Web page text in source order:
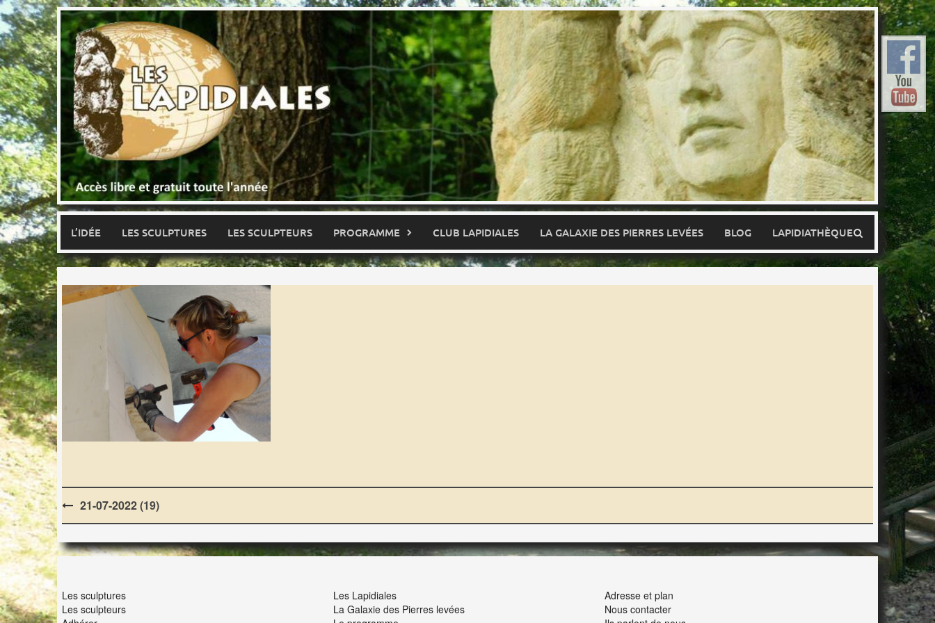
Skip
to
content
L’IDÉE LES SCULPTURES LES SCULPTEURS PROGRAMME CLUB LAPIDIALES LA GALAXIE DES PIERRES LEVÉES BLOG LAPIDIATHÈQUE
Post
navigation
21-07-2022 (19)
Les sculptures
Les sculpteurs
Les Lapidiales
La Galaxie des Pierres levées
Adresse et plan
Nous contacter